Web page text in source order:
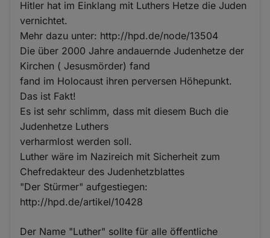
Hitler hat im Einklang mit Luthers Hetze die Juden
vernichtet.
Mehr dazu unter: http://hpd.de/node/13504
Die über 2000 Jahre andauernde Judenhetze der
Kirchen ( Jesusmörder) fand
fand im Holocaust ihren perversen Höhepunkt.
Das ist Fakt!
Es ist sehr schlimm, dass mit diesem Buch die
Judenhetze Luthers
verharmlost werden soll.
Luther wäre im Nazireich mit Sicherheit zum
Chefredakteur des Judenhetzblattes
"Der Stürmer" aufgestiegen:
http://hpd.de/artikel/10428
Der Name "Luther" sollte für alle öffentliche